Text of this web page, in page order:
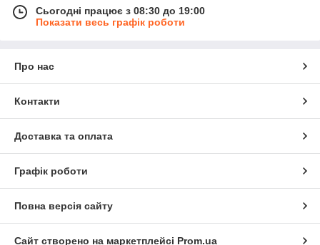
Сьогодні працює з 08:30 до 19:00
Показати весь графік роботи
Про нас
Контакти
Доставка та оплата
Графік роботи
Повна версія сайту
Сайт створено на маркетплейсі Prom.ua